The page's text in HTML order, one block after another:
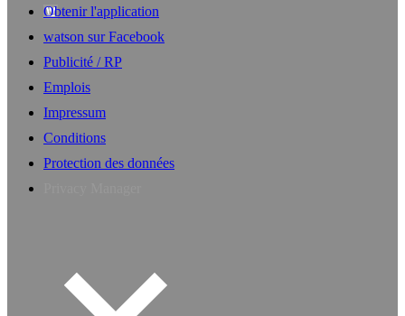
Obtenir l'application
watson sur Facebook
Publicité / RP
Emplois
Impressum
Conditions
Protection des données